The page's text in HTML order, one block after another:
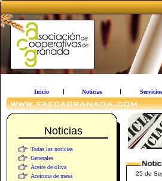
Inicio Noticias Servicios
Noticias
Todas las noticias
Generales
Aceite de oliva
Aceituna de mesa
25 de